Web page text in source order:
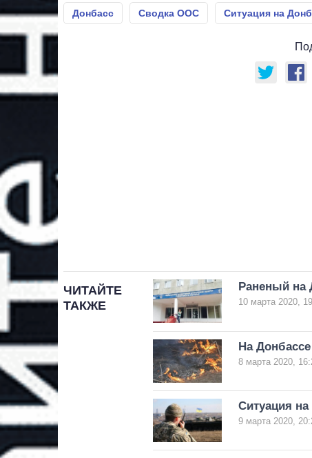
Донбасс Сводка ООС Ситуация на
ЧИТАЙТЕ
ТАКЖЕ
Раненый на
10 марта 2020,
На
8 марта 2020,
Ситуация
9 марта 2020,